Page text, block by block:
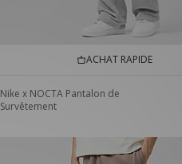
ACHAT RAPIDE
Nike x NOCTA Pantalon de
Survêtement